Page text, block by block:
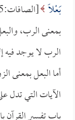
بَعْلاً
بمعنى الرب،
الرب لا يوجد فيه
أما البعل بمعنى
الآيات التي تدل